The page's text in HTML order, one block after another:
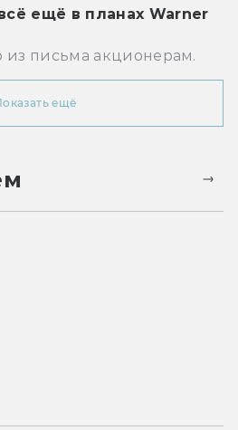
ещё в планах Warner
из письма акционерам.
ещё